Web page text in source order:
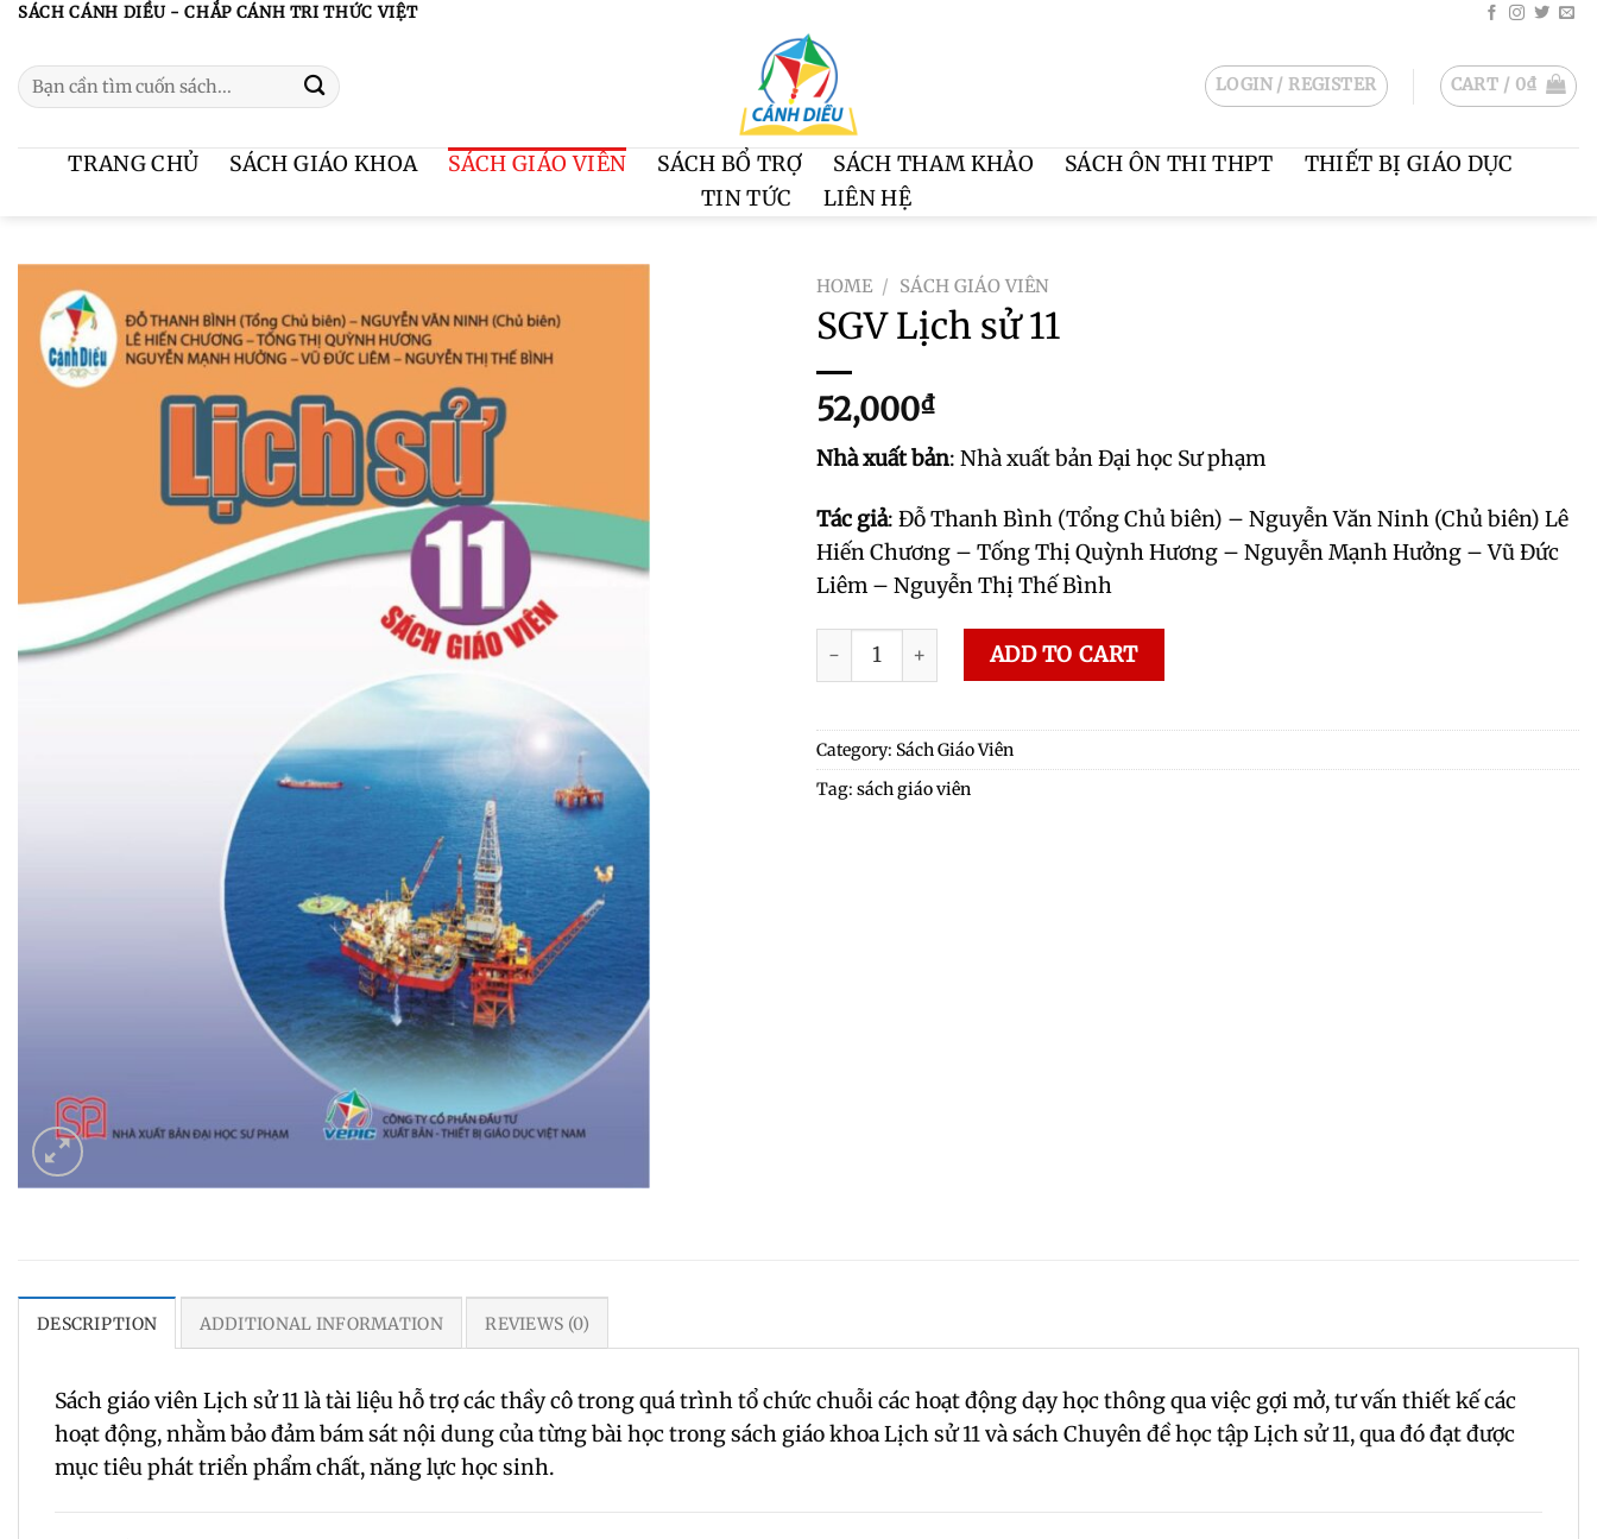
Chuyển
nội
dung
SÁCH CÁNH DIỀU - CHẮP CÁNH TRI THỨC VIỆT
Search
for:
LOGIN / REGISTER CART / 0₫
TRANG CHỦ SÁCH GIÁO KHOA SÁCH GIÁO VIÊN SÁCH BỔ TRỢ SÁCH THAM KHẢO SÁCH ÔN THI THPT
THIẾT BỊ GIÁO DỤC
TIN TỨC
LIÊN HỆ
HOME / SÁCH GIÁO VIÊN
SGV Lịch sử 11
52,000₫
Nhà xuất bản: Nhà xuất bản Đại học Sư phạm
Tác giả: Đỗ Thanh Bình (Tổng Chủ biên) – Nguyễn Văn Ninh (Chủ biên) Lê
Hiến Chương – Tống Thị Quỳnh Hương – Nguyễn Mạnh Hưởng – Vũ Đức
Liêm – Nguyễn Thị Thế Bình
SGV Lịch sử 11 quantityADD TO CART
Category: Sách Giáo Viên
Tag: sách giáo viên
DESCRIPTION ADDITIONAL INFORMATION REVIEWS (0)
Sách giáo viên Lịch sử 11 là tài liệu hỗ trợ các thầy cô trong quá trình tổ chức chuỗi các hoạt động dạy học thông qua việc gợi mở, tư vấn thiết kế các
hoạt động, nhằm bảo đảm bám sát nội dung của từng bài học trong sách giáo khoa Lịch sử 11 và sách Chuyên đề học tập Lịch sử 11, qua đó đạt được
mục tiêu phát triển phẩm chất, năng lực học sinh.